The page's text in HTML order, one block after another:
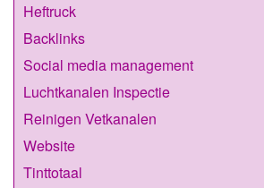
Heftruck
Backlinks
Social media management
Luchtkanalen Inspectie
Reinigen Vetkanalen
Website
Tinttotaal